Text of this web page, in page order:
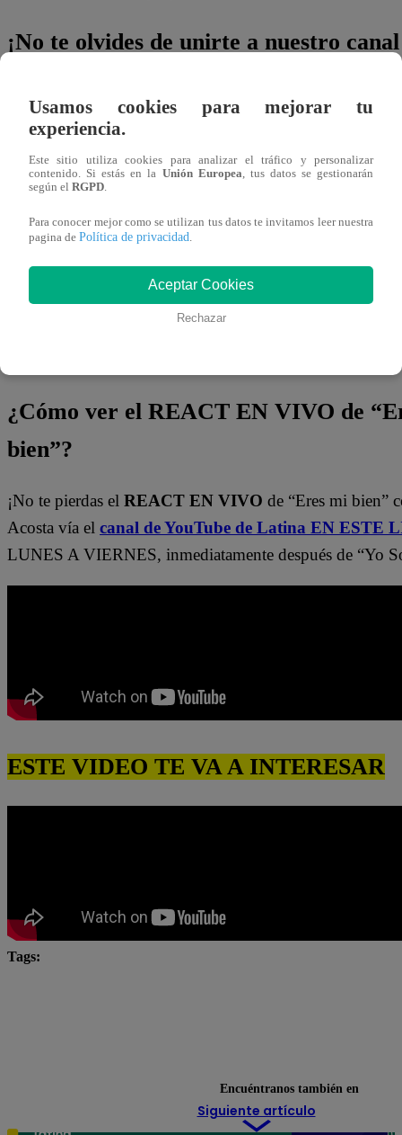
¡No te olvides de unirte a nuestro
los talentos, obtén datos inéditos y noticias de última
https://whatsapp.com/channel/
¿Dónde ver todos los capítulos de
¡Latino! Todos los capítulos de “Eres mi bien” están
¿Cómo ver el REACT EN VIVO de
bien”?
¡No te pierdas el REACT EN VIVO de “Eres mi bien”
Acosta vía el canal de YouTube de Latina EN ESTE
LUNES A VIERNES, inmediatamente después de “Yo
ESTE VIDEO TE VA A INTERESAR
Tags:
Siguiente artículo
Usamos cookies para mejorar tu
experiencia.
Este sitio utiliza cookies para analizar el tráfico y personalizar
contenido. Si estás en la Unión Europea, tus datos se gestionarán
según el RGPD.
Para conocer mejor como se utilizan tus datos te invitamos leer nuestra
pagina de Política de privacidad.
Aceptar Cookies
Rechazar
Encuéntranos también en